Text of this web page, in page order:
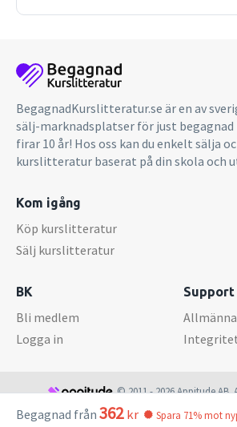
Begagnad från 362kr Spara 71% mot
BegagnadKurslitteratur.se är en av
sälj-marknadsplatser för just
firar 10 år! Hos oss kan du enkelt sälja
kurslitteratur baserat på din skola och
Kom igång
Köp kurslitteratur
Sälj kurslitteratur
BK
Bli medlem
Logga in
Support
© 2011 - 2026 Appitude AB.